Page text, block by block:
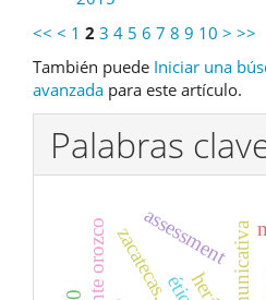
<< < 1 2 3 4 5 6 7 8 9 10 > >>
También puede Iniciar una
avanzada para este artículo.
Palabras
assessment
zacatecas.